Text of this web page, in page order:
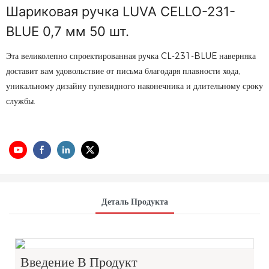
Шариковая ручка LUVA CELLO-231-
BLUE 0,7 мм 50 шт.
Эта великолепно спроектированная ручка CL-231-BLUE наверняка
доставит вам удовольствие от письма благодаря плавности хода,
уникальному дизайну пулевидного наконечника и длительному сроку
службы.
Деталь Продукта
Введение В Продукт